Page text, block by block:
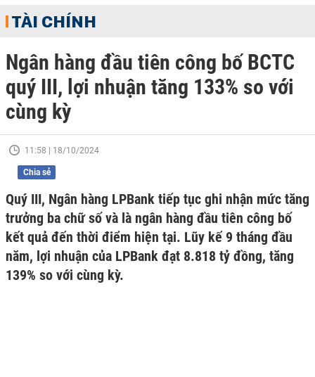
TÀI CHÍNH
Ngân hàng đầu tiên công bố BCTC
quý III, lợi nhuận tăng 133% so với
cùng kỳ
11:58 | 18/10/2024
Chia sẻ
Quý III, Ngân hàng LPBank tiếp tục ghi nhận mức tăng
trưởng ba chữ số và là ngân hàng đầu tiên công bố
kết quả đến thời điểm hiện tại. Lũy kế 9 tháng đầu
năm, lợi nhuận của LPBank đạt 8.818 tỷ đồng, tăng
139% so với cùng kỳ.